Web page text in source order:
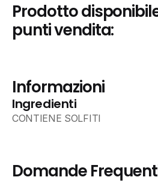
Prodotto
punti vendita:
Informazioni
Ingredienti
CONTIENE SOLFITI
Domande